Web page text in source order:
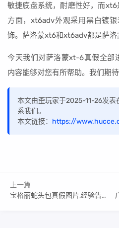
敏捷底盘系统，耐磨性好，而
方面，xt6adv外观采用黑白镀
饰。萨洛蒙xt6和xt6adv都是萨洛
今天我们对萨洛蒙xt-6真假全部
内容能够对您有所帮助。我们期待
本文由歪玩家于2025-11-26发
系我们。
本文链接： https://
上一篇
宝格丽蛇头包真假图片,经验告诉你如何选购